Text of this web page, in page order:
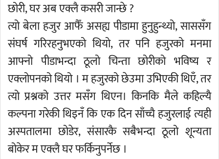
छोरी, घर अब एक्लै कसरी जान्छे ?
त्यो बेला हजुर आफैँ असह्य पीडामा हुनुहुन्थ्यो, साससँग
संघर्ष गरिरहनुभएको थियो, तर पनि हजुरको मनमा
आफ्नो पीडाभन्दा ठूलो चिन्ता छोरीको भविष्य र
एक्लोपनको थियो । म हजुरको छेउमा उभिएकी थिएँ, तर
त्यो प्रश्नको उत्तर मसँग थिएन। किनकि मैले कहिल्यै
कल्पना गरेकी थिइनँ कि एक दिन साँच्चै हजुरलाई त्यही
अस्पतालमा छोडेर, संसारकै सबैभन्दा ठूलो शून्यता
बोकेर म एक्लै घर फर्किनुपर्नेछ ।